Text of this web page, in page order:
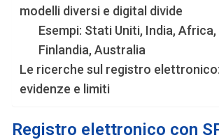
modelli diversi e digital divide
Esempi: Stati Uniti, India, Africa,
Finlandia, Australia
Le ricerche sul registro
evidenze e limiti
Registro elettronico con